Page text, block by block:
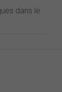
dans le